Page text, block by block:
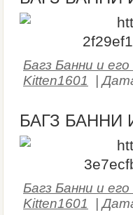
Багз Банни и его
Kitten1601
|
БАГЗ БАННИ
Багз Банни и его
Kitten1601
|